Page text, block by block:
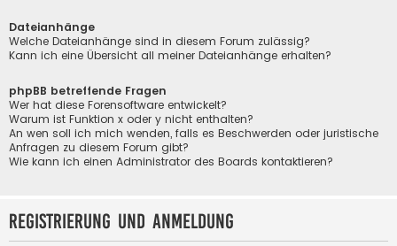
Dateianhänge
Welche Dateianhänge sind in diesem Forum zulässig?
Kann ich eine Übersicht all meiner Dateianhänge erhalten?
phpBB betreffende Fragen
Wer hat diese Forensoftware entwickelt?
Warum ist Funktion x oder y nicht enthalten?
An wen soll ich mich wenden, falls es Beschwerden oder juristische
Anfragen zu diesem Forum gibt?
Wie kann ich einen Administrator des Boards kontaktieren?
Registrierung und Anmeldung